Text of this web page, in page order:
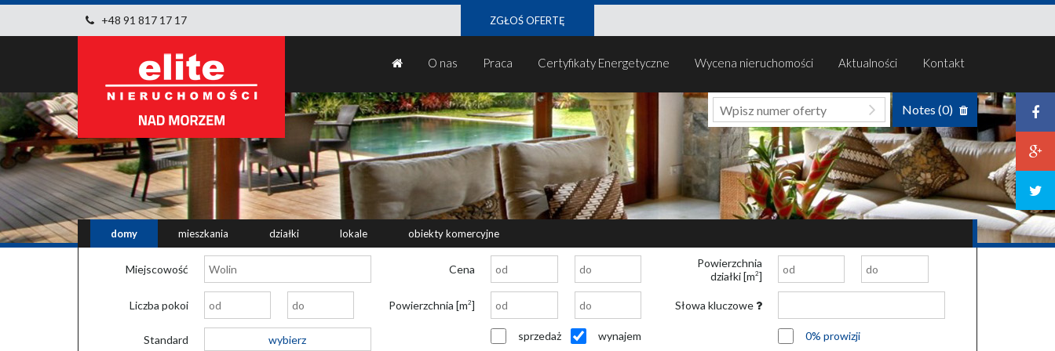
+48 91 817 17 17 ZGŁOŚ OFERTĘ
O nas Praca Certyfikaty Energetyczne Wycena nieruchomości Aktualności Kontakt
Notes (0)
domy mieszkania działki lokale obiekty komercyjne
Miejscowość Cena
Powierzchnia
działki [m2]
Liczba pokoi Powierzchnia [m2] Słowa kluczowe
Standard wybierz sprzedaż wynajem 0% prowizji